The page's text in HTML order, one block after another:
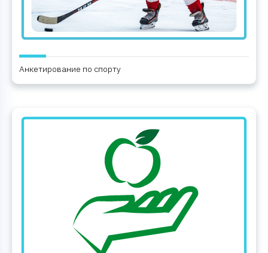
Анкетирование по спорту